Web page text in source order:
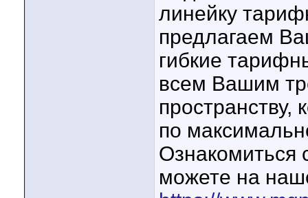
линейку
предлагаем
гибкие
всем Вашим
пространству,
по
можете на